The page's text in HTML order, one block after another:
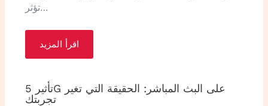
تؤثر…
اقرأ المزيد
تأثير 5G على البث المباشر: الحقيقة التي تغير
تجربتك